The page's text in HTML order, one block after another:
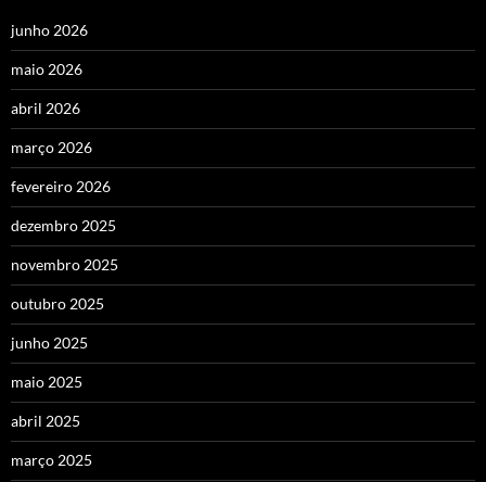
junho 2026
maio 2026
abril 2026
março 2026
fevereiro 2026
dezembro 2025
novembro 2025
outubro 2025
junho 2025
maio 2025
abril 2025
março 2025